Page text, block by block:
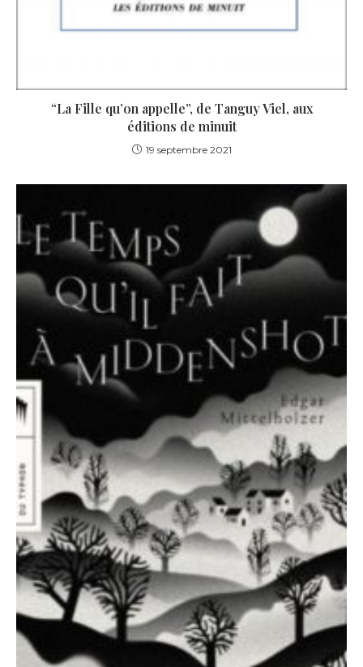
“La Fille qu’on appelle”, de Tanguy Viel, aux
éditions de minuit
19 septembre 2021